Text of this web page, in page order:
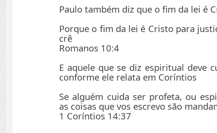
Paulo também diz que o fim da lei é
Porque o fim da lei é Cristo para
crê
Romanos 10:4
E aquele que se diz espiritual deve
conforme ele relata em Coríntios
Se alguém cuida ser profeta, ou
as coisas que vos escrevo são
1 Coríntios 14:37